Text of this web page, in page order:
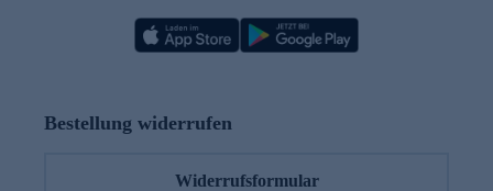
Bestellung widerrufen
Widerrufsformular